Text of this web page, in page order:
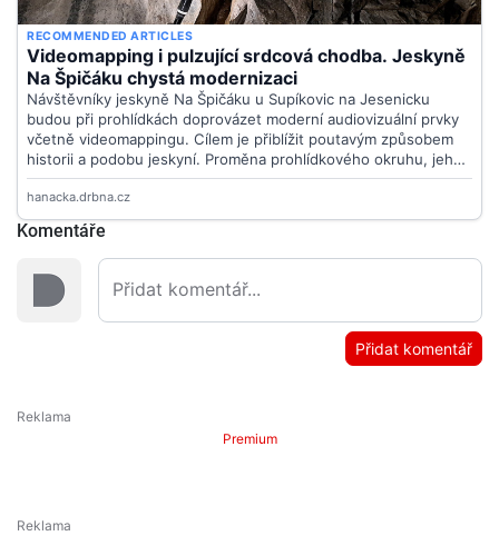
Komentáře
Přidat komentář
Premium